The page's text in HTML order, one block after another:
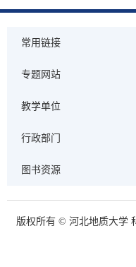
常用链接
专题网站
教学单位
行政部门
图书资源
版权所有 © 河北地质大学